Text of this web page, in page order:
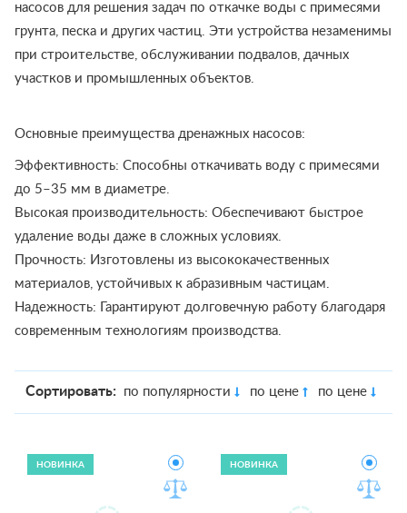
насосов для решения задач по откачке воды с примесями
грунта, песка и других частиц. Эти устройства незаменимы
при строительстве, обслуживании подвалов, дачных
участков и промышленных объектов.
Основные преимущества дренажных насосов:
Эффективность: Способны откачивать воду с примесями
до 5–35 мм в диаметре.
Высокая производительность: Обеспечивают быстрое
удаление воды даже в сложных условиях.
Прочность: Изготовлены из высококачественных
материалов, устойчивых к абразивным частицам.
Надежность: Гарантируют долговечную работу благодаря
современным технологиям производства.
Сортировать: по популярности по цене по цене
НОВИНКА НОВИНКА